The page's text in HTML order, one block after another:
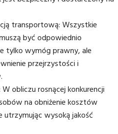
transportową: Wszystkie
być odpowiednio
tylko wymóg prawny, ale
przejrzystości i
obliczu rosnącej konkurencji
na obniżenie kosztów
utrzymując wysoką jakość